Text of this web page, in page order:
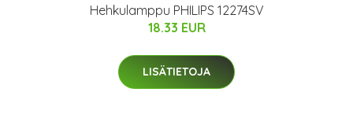
Hehkulamppu PHILIPS 12274SV
18.33 EUR
LISÄTIETOJA